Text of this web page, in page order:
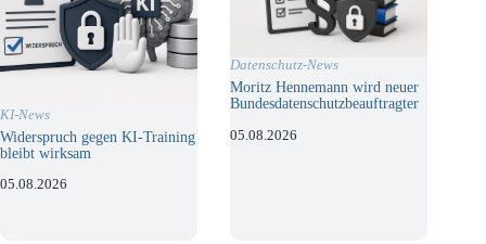
KI-News
Widerspruch gegen KI-Training
bleibt wirksam
05.08.2026
Datenschutz-News
Moritz Hennemann wird neuer
Bundesdatenschutzbeauftragter
05.08.2026